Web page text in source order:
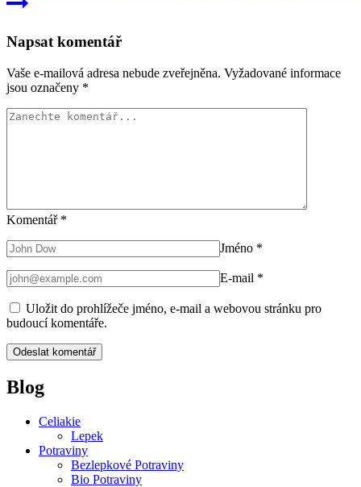
Napsat komentář
Vaše e-mailová adresa nebude zveřejněna. Vyžadované informace
jsou označeny *
Komentář *
Jméno *
E-mail *
Uložit do prohlížeče jméno, e-mail a webovou stránku pro
budoucí komentáře.
Blog
Celiakie
Lepek
Potraviny
Bezlepkové Potraviny
Bio Potraviny